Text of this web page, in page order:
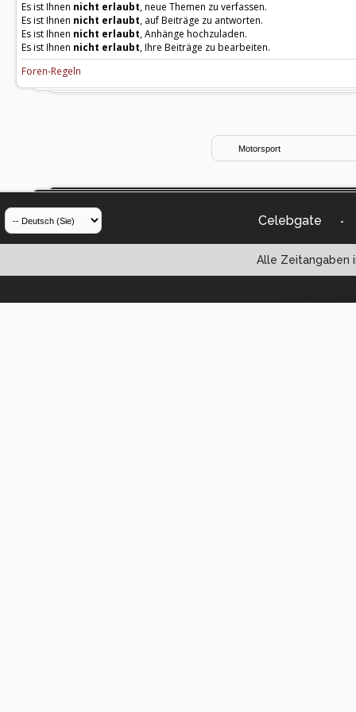
Es ist Ihnen nicht erlaubt, neue Themen zu verfassen.
Es ist Ihnen nicht erlaubt, auf Beiträge zu antworten.
Es ist Ihnen nicht erlaubt, Anhänge hochzuladen.
Es ist Ihnen nicht erlaubt, Ihre Beiträge zu bearbeiten.
Foren-Regeln
Celebgate -
Alle Zeitangaben